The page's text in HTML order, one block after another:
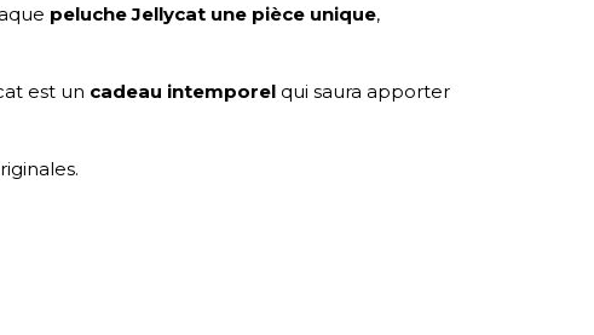
peluche Jellycat une pièce unique,
est un cadeau intemporel qui saura apporter